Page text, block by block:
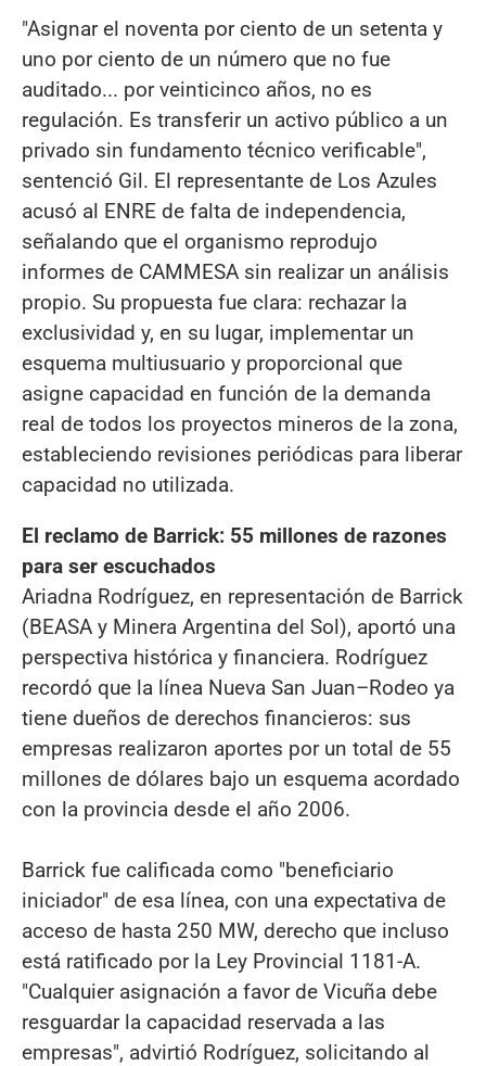
"Asignar el noventa por ciento de un setenta y
uno por ciento de un número que no fue
auditado... por veinticinco años, no es
regulación. Es transferir un activo público a un
privado sin fundamento técnico verificable",
sentenció Gil. El representante de Los Azules
acusó al ENRE de falta de independencia,
señalando que el organismo reprodujo
informes de CAMMESA sin realizar un análisis
propio. Su propuesta fue clara: rechazar la
exclusividad y, en su lugar, implementar un
esquema multiusuario y proporcional que
asigne capacidad en función de la demanda
real de todos los proyectos mineros de la zona,
estableciendo revisiones periódicas para liberar
capacidad no utilizada.
El reclamo de Barrick: 55 millones de razones
para ser escuchados
Ariadna Rodríguez, en representación de Barrick
(BEASA y Minera Argentina del Sol), aportó una
perspectiva histórica y financiera. Rodríguez
recordó que la línea Nueva San Juan–Rodeo ya
tiene dueños de derechos financieros: sus
empresas realizaron aportes por un total de 55
millones de dólares bajo un esquema acordado
con la provincia desde el año 2006.
Barrick fue calificada como "beneficiario
iniciador" de esa línea, con una expectativa de
acceso de hasta 250 MW, derecho que incluso
está ratificado por la Ley Provincial 1181-A.
"Cualquier asignación a favor de Vicuña debe
resguardar la capacidad reservada a las
empresas", advirtió Rodríguez, solicitando al